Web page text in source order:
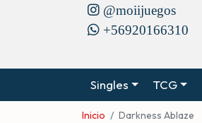
@moiijuegos
+56920166310
Singles TCG
Inicio Darkness Ablaze